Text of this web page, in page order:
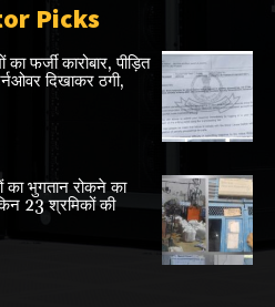
Picks
फर्जी कारोबार, पीड़ित
दिखाकर ठगी,
भुगतान रोकने का
23 श्रमिकों की